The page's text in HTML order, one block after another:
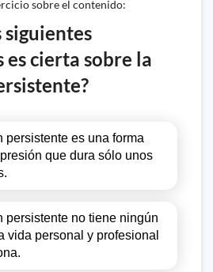
sobre el contenido:
siguientes
es cierta sobre la
persistente es una forma
que dura sólo unos
persistente no tiene ningún
vida personal y profesional